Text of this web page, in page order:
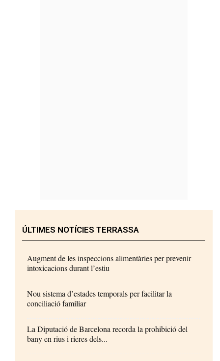
ÚLTIMES NOTÍCIES TERRASSA
Augment de les inspeccions alimentàries per prevenir
intoxicacions durant l’estiu
Nou sistema d’estades temporals per facilitar la
conciliació familiar
La Diputació de Barcelona recorda la prohibició del
bany en rius i rieres dels...